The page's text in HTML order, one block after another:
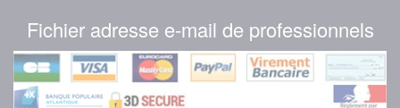
Fichier adresse e-mail de professionnels